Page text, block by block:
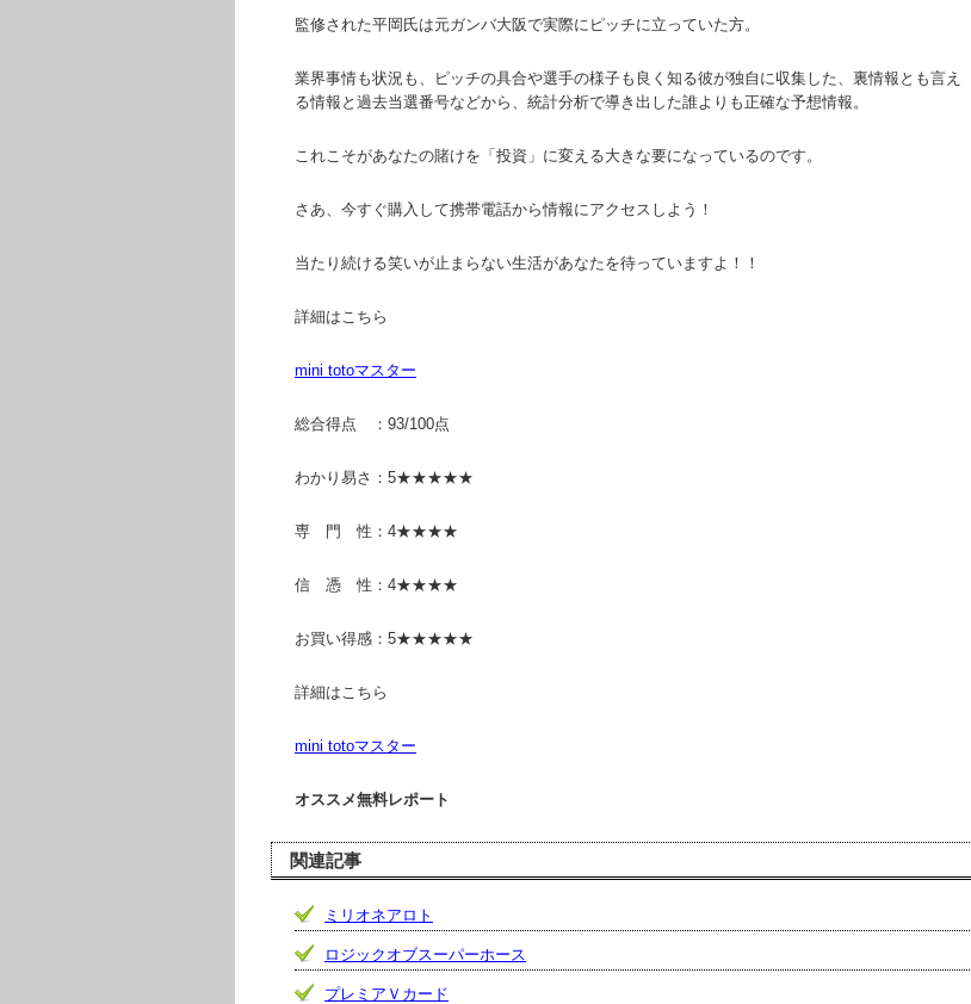
監修された平岡氏は元ガンバ大阪で実際にピッチに立っていた方。
業界事情も状況も、ピッチの具合や選手の様子も良く知る彼が独自に収集した、裏情報とも言え
る情報と過去当選番号などから、統計分析で導き出した誰よりも正確な予想情報。
これこそがあなたの賭けを「投資」に変える大きな要になっているのです。
さあ、今すぐ購入して携帯電話から情報にアクセスしよう！
当たり続ける笑いが止まらない生活があなたを待っていますよ！！
詳細はこちら
mini totoマスター
総合得点 ：93/100点
わかり易さ：5★★★★★
専 門 性：4★★★★
信 憑 性：4★★★★
お買い得感：5★★★★★
詳細はこちら
mini totoマスター
オススメ無料レポート
関連記事
ミリオネアロト
ロジックオブスーパーホース
プレミアＶカード